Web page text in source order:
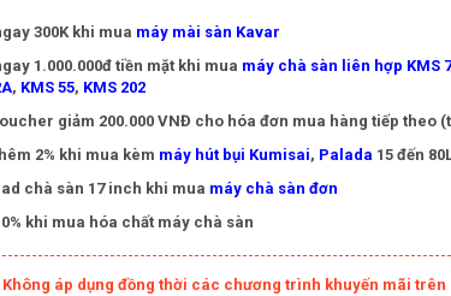
300K khi mua máy mài sàn Kavar
1.000.000đ tiền mặt khi mua máy chà sàn liên hợp KMS
, KMS 55, KMS 202
giảm 200.000 VNĐ cho hóa đơn mua hàng tiếp theo
2% khi mua kèm máy hút bụi Kumisai, Palada 15 đến
chà sàn 17 inch khi mua máy chà sàn đơn
khi mua hóa chất máy chà sàn
Không áp dụng đồng thời các chương trình khuyến mãi trên